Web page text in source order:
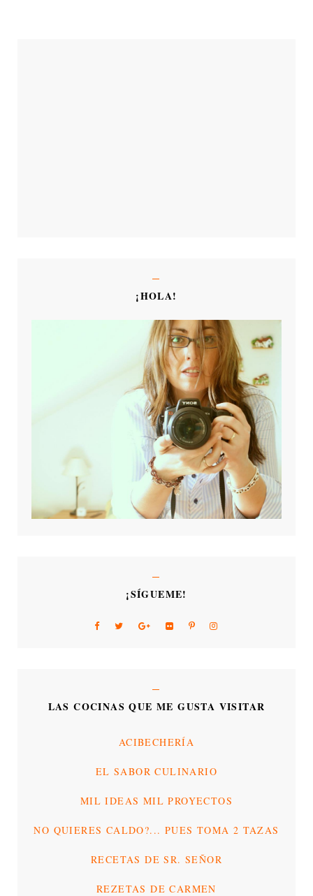
¡HOLA!
¡SÍGUEME!
LAS COCINAS QUE ME GUSTA VISITAR
ACIBECHERÍA
EL SABOR CULINARIO
MIL IDEAS MIL PROYECTOS
NO QUIERES CALDO?... PUES TOMA 2 TAZAS
RECETAS DE SR. SEÑOR
REZETAS DE CARMEN